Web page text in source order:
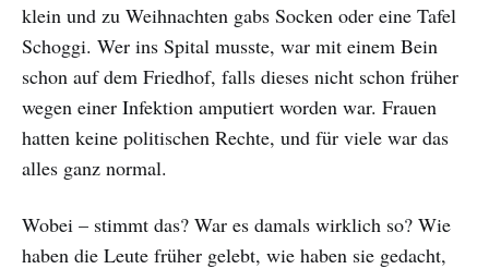
klein und zu Weihnachten gabs Socken oder eine Tafel
Schoggi. Wer ins Spital musste, war mit einem Bein
schon auf dem Friedhof, falls dieses nicht schon früher
wegen einer Infektion amputiert worden war. Frauen
hatten keine politischen Rechte, und für viele war das
alles ganz normal.
Wobei – stimmt das? War es damals wirklich so? Wie
haben die Leute früher gelebt, wie haben sie gedacht,